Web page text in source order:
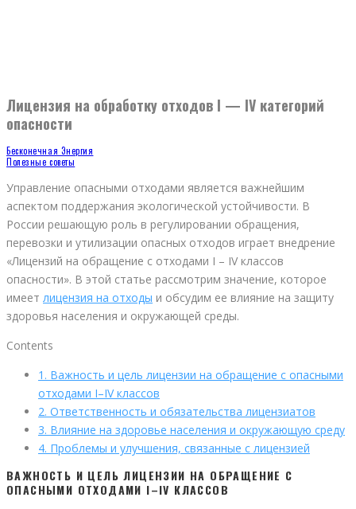
Лицензия на обработку отходов I — IV категорий
опасности
Бесконечная Энергия
Полезные советы
Управление опасными отходами является важнейшим
аспектом поддержания экологической устойчивости. В
России решающую роль в регулировании обращения,
перевозки и утилизации опасных отходов играет внедрение
«Лицензий на обращение с отходами I – IV классов
опасности». В этой статье рассмотрим значение, которое
имеет лицензия на отходы и обсудим ее влияние на защиту
здоровья населения и окружающей среды.
Contents
1. Важность и цель лицензии на обращение с опасными
отходами I–IV классов
2. Ответственность и обязательства лицензиатов
3. Влияние на здоровье населения и окружающую среду
4. Проблемы и улучшения, связанные с лицензией
ВАЖНОСТЬ И ЦЕЛЬ ЛИЦЕНЗИИ НА ОБРАЩЕНИЕ С
ОПАСНЫМИ ОТХОДАМИ I–IV КЛАССОВ